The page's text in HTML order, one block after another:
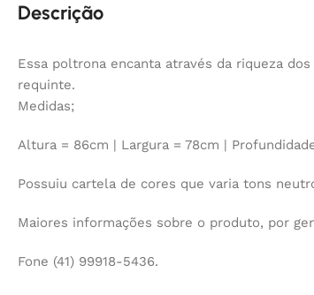
Descrição
Essa poltrona encanta através da riqueza
requinte.
Medidas;
Altura = 86cm | Largura = 78cm |
Possuiu cartela de cores que varia tons
Maiores informações sobre o produto, por
Fone (41) 99918-5436.